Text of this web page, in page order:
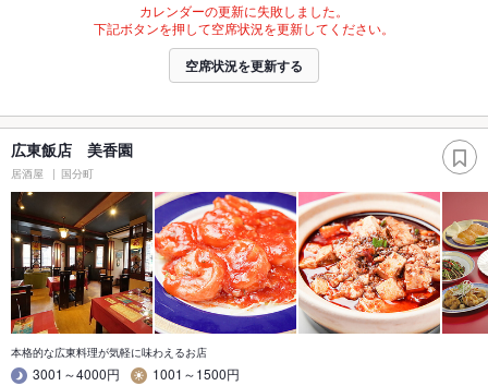
カレンダーの更新に失敗しました。
下記ボタンを押して空席状況を更新してください。
空席状況を更新する
広東飯店 美香園
居酒屋 国分町
本格的な広東料理が気軽に味わえるお店
3001～4000円
1001～1500円